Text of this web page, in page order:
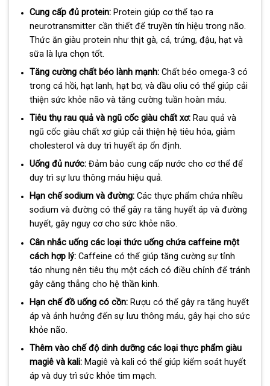
Cung cấp đủ protein:Protein giúp cơ thể tạo ra
neurotransmitter cần thiết để truyền tín hiệu trong não.
Thức ăn giàu protein như thịt gà, cá, trứng, đậu, hạt và
sữa là lựa chọn tốt.
Tăng cường chất béo lành mạnh:Chất béo omega-3 có
trong cá hồi, hạt lanh, hạt bơ, và dầu oliu có thể giúp cải
thiện sức khỏe não và tăng cường tuần hoàn máu.
Tiêu thụ rau quả và ngũ cốc giàu chất xơ:Rau quả và
ngũ cốc giàu chất xơ giúp cải thiện hệ tiêu hóa, giảm
cholesterol và duy trì huyết áp ổn định.
Uống đủ nước:Đảm bảo cung cấp nước cho cơ thể để
duy trì sự lưu thông máu hiệu quả.
Hạn chế sodium và đường:Các thực phẩm chứa nhiều
sodium và đường có thể gây ra tăng huyết áp và đường
huyết, gây nguy cơ cho sức khỏe não.
Cân nhắc uống các loại thức uống chứa caffeine một
cách hợp lý:Caffeine có thể giúp tăng cường sự tỉnh
táo nhưng nên tiêu thụ một cách có điều chỉnh để tránh
gây căng thẳng cho hệ thần kinh.
Hạn chế đồ uống có cồn:Rượu có thể gây ra tăng huyết
áp và ảnh hưởng đến sự lưu thông máu, gây hại cho sức
khỏe não.
Thêm vào chế độ dinh dưỡng các loại thực phẩm giàu
magiê và kali:Magiê và kali có thể giúp kiểm soát huyết
áp và duy trì sức khỏe tim mạch.